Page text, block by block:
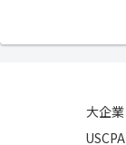
大企業
USCPA